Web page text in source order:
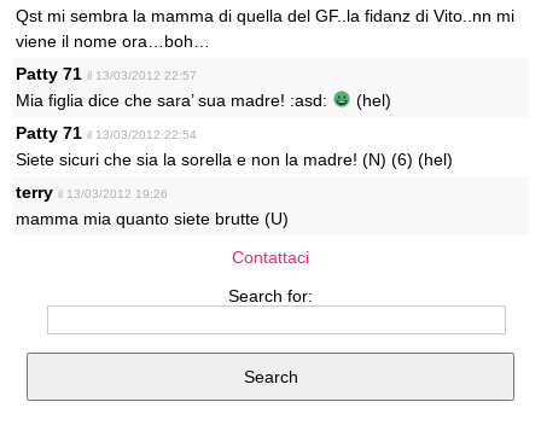
Qst mi sembra la mamma di quella del GF..la fidanz di Vito..nn mi
viene il nome ora…boh…
Patty 71 il 13/03/2012 22:57
Mia figlia dice che sara’ sua madre! :asd:
(hel)
Patty 71 il 13/03/2012 22:54
Siete sicuri che sia la sorella e non la madre! (N) (6) (hel)
terry il 13/03/2012 19:26
mamma mia quanto siete brutte (U)
Contattaci
Search for: